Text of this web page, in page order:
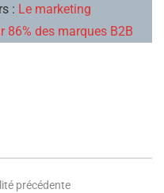
: Le marketing
86% des marques B2B
précédente